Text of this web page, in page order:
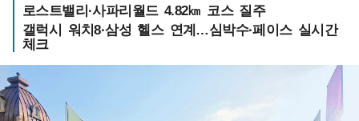
로스트밸리·사파리월드 4.82㎞ 코스 질주
갤럭시 워치8·삼성 헬스 연계…심박수·페이스 실시간
체크